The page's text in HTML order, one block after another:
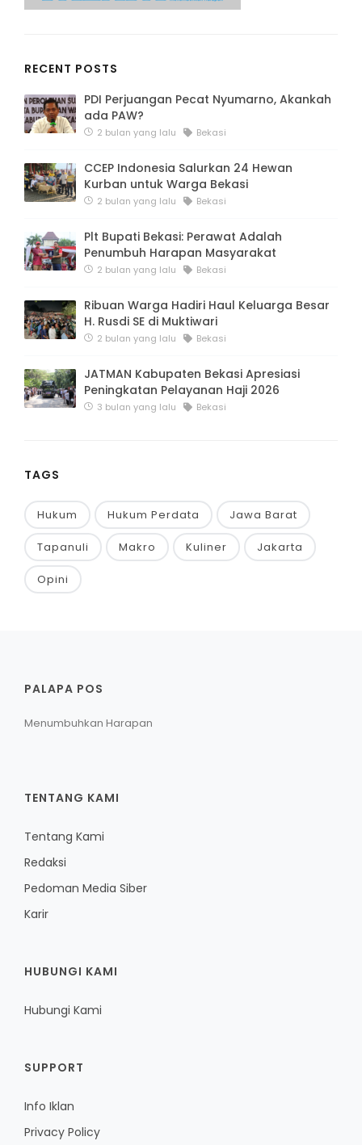
RECENT POSTS
PDI Perjuangan Pecat Nyumarno, Akankah
ada PAW?
2 bulan yang lalu Bekasi
CCEP Indonesia Salurkan 24 Hewan
Kurban untuk Warga Bekasi
2 bulan yang lalu Bekasi
Plt Bupati Bekasi: Perawat Adalah
Penumbuh Harapan Masyarakat
2 bulan yang lalu Bekasi
Ribuan Warga Hadiri Haul Keluarga Besar
H. Rusdi SE di Muktiwari
2 bulan yang lalu Bekasi
JATMAN Kabupaten Bekasi Apresiasi
Peningkatan Pelayanan Haji 2026
3 bulan yang lalu Bekasi
TAGS
Hukum Hukum Perdata Jawa Barat
Tapanuli Makro Kuliner Jakarta
Opini
PALAPA POS
Menumbuhkan Harapan
TENTANG KAMI
Tentang Kami
Redaksi
Pedoman Media Siber
Karir
HUBUNGI KAMI
Hubungi Kami
SUPPORT
Info Iklan
Privacy Policy